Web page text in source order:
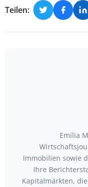
Teilen:
Emilia
Immobilien sowie
Ihre
Kapitalmärkten,